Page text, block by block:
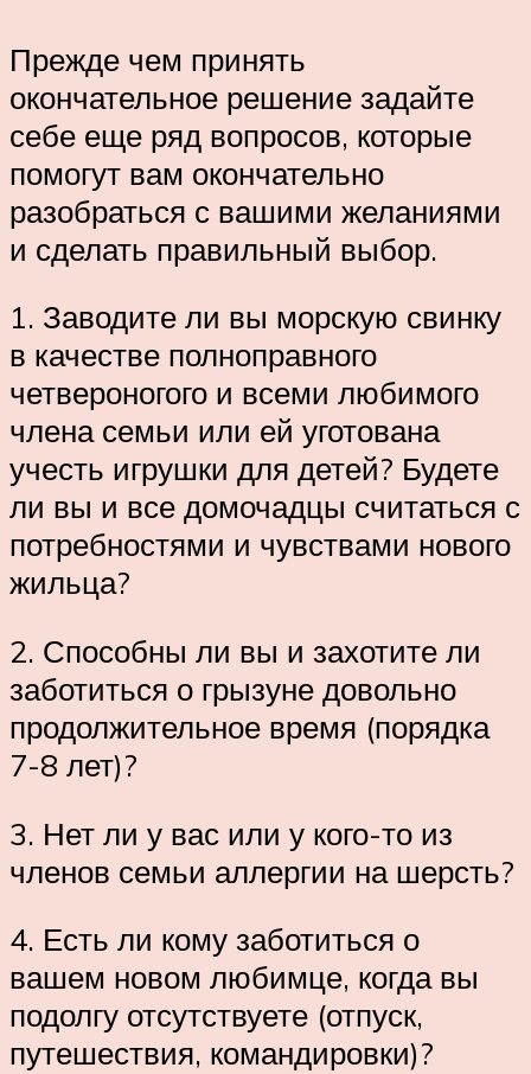
Прежде чем принять
окончательное решение задайте
себе еще ряд вопросов, которые
помогут вам окончательно
разобраться с вашими желаниями
и сделать правильный выбор.
1. Заводите ли вы морскую свинку
в качестве полноправного
четвероногого и всеми любимого
члена семьи или ей уготована
учесть игрушки для детей? Будете
ли вы и все домочадцы считаться с
потребностями и чувствами нового
жильца?
2. Способны ли вы и захотите ли
заботиться о грызуне довольно
продолжительное время (порядка
7-8 лет)?
3. Нет ли у вас или у кого-то из
членов семьи аллергии на шерсть?
4. Есть ли кому заботиться о
вашем новом любимце, когда вы
подолгу отсутствуете (отпуск,
путешествия, командировки)?